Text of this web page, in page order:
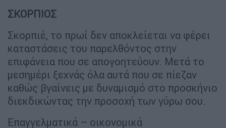
ΣΚΟΡΠΙΟΣ
Σκορπιέ, το πρωί δεν αποκλείεται να φέρει
καταστάσεις του παρελθόντος στην
επιφάνεια που σε απογοητεύουν. Μετά το
μεσημέρι ξεχνάς όλα αυτά που σε πίεζαν
καθώς βγαίνεις με δυναμισμό στο προσκήνιο
διεκδικώντας την προσοχή των γύρω σου.
Επαγγελματικά – οικονομικά